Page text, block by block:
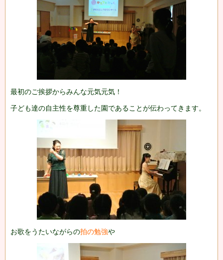
最初のご挨拶からみんな元気元気！
子ども達の自主性を尊重した園であることが伝わってきます。
お歌をうたいながらの拍の勉強や